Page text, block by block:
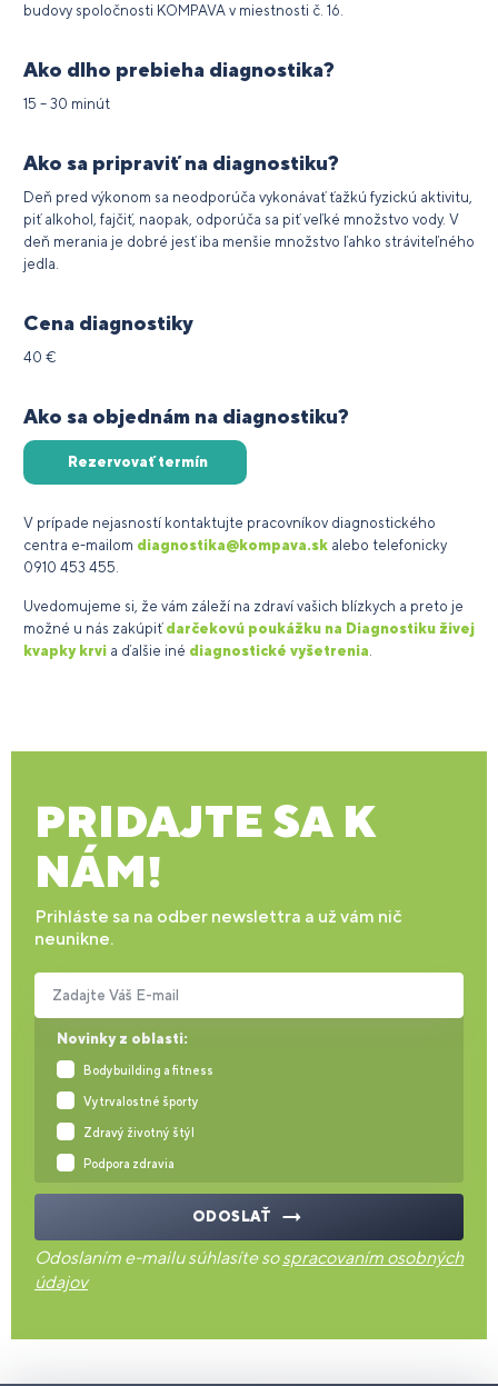
budovy spoločnosti KOMPAVA v miestnosti č. 16.
Ako dlho prebieha diagnostika?
15 – 30 minút
Ako sa pripraviť na diagnostiku?
Deň pred výkonom sa neodporúča vykonávať ťažkú fyzickú aktivitu,
piť alkohol, fajčiť, naopak, odporúča sa piť veľké množstvo vody. V
deň merania je dobré jesť iba menšie množstvo ľahko stráviteľného
jedla.
Cena diagnostiky
40 €
Ako sa objednám na diagnostiku?
Rezervovať termín
V prípade nejasností kontaktujte pracovníkov diagnostického
centra e-mailom diagnostika@kompava.sk alebo telefonicky
0910 453 455.
Uvedomujeme si, že vám záleží na zdraví vašich blízkych a preto je
možné u nás zakúpiť darčekovú poukážku na Diagnostiku živej
kvapky krvi a ďalšie iné diagnostické vyšetrenia
PRIDAJTE SA K
NÁM!
Prihláste sa na odber newslettra a už vám nič
neunikne.
Novinky z oblasti:
Bodybuilding a fitness
Vytrvalostné športy
Zdravý životný štýl
Podpora zdravia
Zadajte Váš E-mail
ODOSLAŤ
Odoslaním e-mailu súhlasíte sospracovaním osobných
údajov